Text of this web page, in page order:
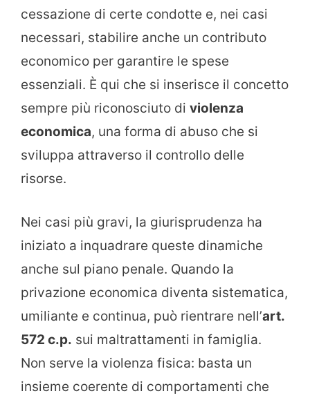
cessazione di certe condotte e, nei casi
necessari, stabilire anche un contributo
economico per garantire le spese
essenziali. È qui che si inserisce il concetto
sempre più riconosciuto di violenza
economica, una forma di abuso che si
sviluppa attraverso il controllo delle
risorse.
Nei casi più gravi, la giurisprudenza ha
iniziato a inquadrare queste dinamiche
anche sul piano penale. Quando la
privazione economica diventa sistematica,
umiliante e continua, può rientrare nell’art.
572 c.p. sui maltrattamenti in famiglia.
Non serve la violenza fisica: basta un
insieme coerente di comportamenti che